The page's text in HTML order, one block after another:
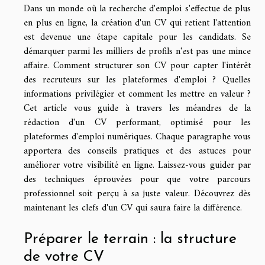
Dans un monde où la recherche d'emploi s'effectue de plus
en plus en ligne, la création d'un CV qui retient l'attention
est devenue une étape capitale pour les candidats. Se
démarquer parmi les milliers de profils n'est pas une mince
affaire. Comment structurer son CV pour capter l'intérêt
des recruteurs sur les plateformes d'emploi ? Quelles
informations privilégier et comment les mettre en valeur ?
Cet article vous guide à travers les méandres de la
rédaction d'un CV performant, optimisé pour les
plateformes d'emploi numériques. Chaque paragraphe vous
apportera des conseils pratiques et des astuces pour
améliorer votre visibilité en ligne. Laissez-vous guider par
des techniques éprouvées pour que votre parcours
professionnel soit perçu à sa juste valeur. Découvrez dès
maintenant les clefs d'un CV qui saura faire la différence.
Préparer le terrain : la structure
de votre CV